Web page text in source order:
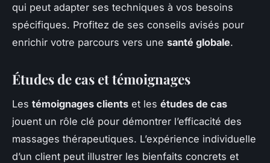
qui peut adapter ses techniques à vos besoins
spécifiques. Profitez de ses conseils avisés pour
enrichir votre parcours vers une santé globale.
Études de cas et témoignages
Les témoignages clients et les études de cas
jouent un rôle clé pour démontrer l’efficacité des
massages thérapeutiques. L’expérience individuelle
d’un client peut illustrer les bienfaits concrets et